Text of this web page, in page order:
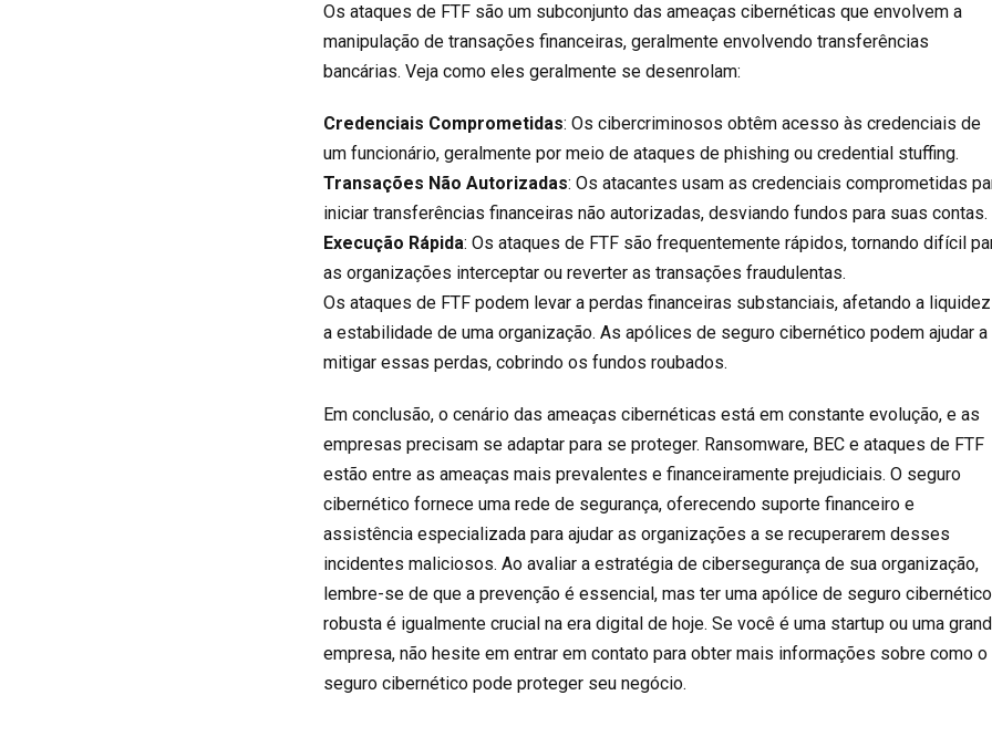
Os ataques de FTF são um subconjunto das ameaças cibernéticas que envolvem a
manipulação de transações financeiras, geralmente envolvendo transferências
bancárias. Veja como eles geralmente se desenrolam:
Credenciais Comprometidas: Os cibercriminosos obtêm acesso às credenciais de
um funcionário, geralmente por meio de ataques de phishing ou credential stuffing.
Transações Não Autorizadas: Os atacantes usam as credenciais comprometidas
iniciar transferências financeiras não autorizadas, desviando fundos para suas contas.
Execução Rápida: Os ataques de FTF são frequentemente rápidos, tornando difícil
as organizações interceptar ou reverter as transações fraudulentas.
Os ataques de FTF podem levar a perdas financeiras substanciais, afetando a
a estabilidade de uma organização. As apólices de seguro cibernético podem ajudar a
mitigar essas perdas, cobrindo os fundos roubados.
Em conclusão, o cenário das ameaças cibernéticas está em constante evolução, e as
empresas precisam se adaptar para se proteger. Ransomware, BEC e ataques de FTF
estão entre as ameaças mais prevalentes e financeiramente prejudiciais. O seguro
cibernético fornece uma rede de segurança, oferecendo suporte financeiro e
assistência especializada para ajudar as organizações a se recuperarem desses
incidentes maliciosos. Ao avaliar a estratégia de cibersegurança de sua organização,
lembre-se de que a prevenção é essencial, mas ter uma apólice de seguro cibernético
robusta é igualmente crucial na era digital de hoje. Se você é uma startup ou uma
empresa, não hesite em entrar em contato para obter mais informações sobre como o
seguro cibernético pode proteger seu negócio.